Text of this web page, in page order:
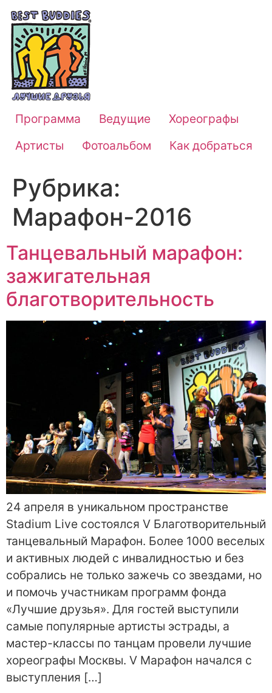
Программа Ведущие
Хореографы
Артисты
Фотоальбом Как добраться
Рубрика:
Марафон-2016
Танцевальный марафон:
зажигательная
благотворительность
24 апреля в уникальном пространстве
Stadium Live состоялся V Благотворительный
танцевальный Марафон. Более 1000 веселых
и активных людей с инвалидностью и без
собрались не только зажечь со звездами, но
и помочь участникам программ фонда
«Лучшие друзья». Для гостей выступили
самые популярные артисты эстрады, а
мастер-классы по танцам провели лучшие
хореографы Москвы. V Марафон начался с
выступления […]